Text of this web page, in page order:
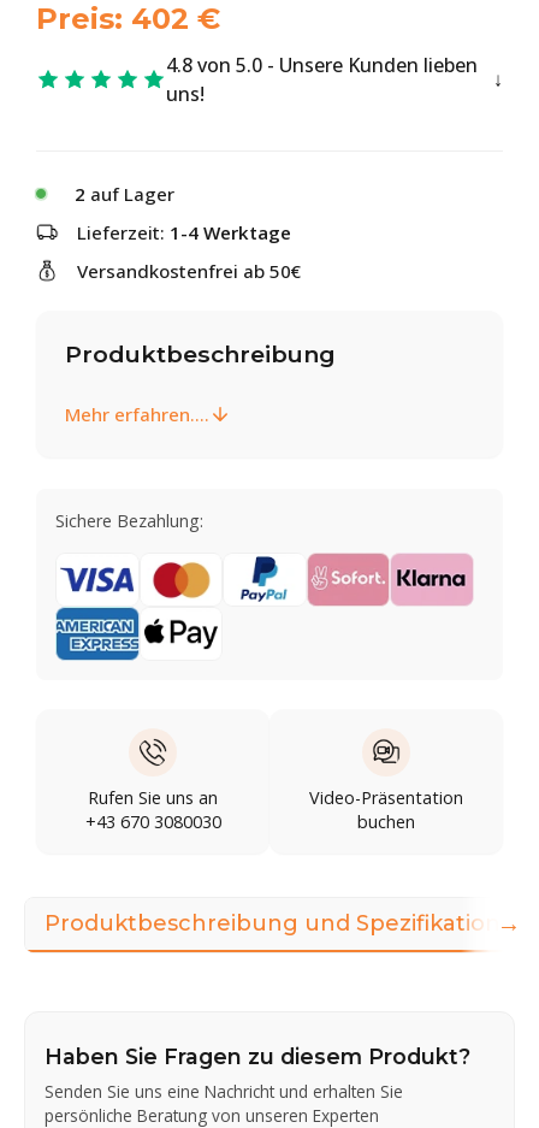
Preis: 402 €
4.8 von 5.0 - Unsere Kunden lieben
uns!
2 auf Lager
Lieferzeit: 1-4 Werktage
Versandkostenfrei ab 50€
Produktbeschreibung
Mehr erfahren....
Sichere Bezahlung:
Rufen Sie uns an
+43 670 3080030
Video-Präsentation
buchen
Produktbeschreibung und Spezifikationen
Haben Sie Fragen zu diesem Produkt?
Senden Sie uns eine Nachricht und erhalten Sie
persönliche Beratung von unseren Experten
→